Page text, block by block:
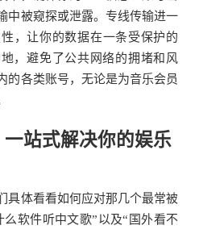
中被窥探或泄露。专线传输进一
，让你的数据在一条受保护的
，避免了公共网络的拥堵和风
的各类账号，无论是为音乐会员
站式解决你的娱乐
具体看看如何应对那几个最常被
么软件听中文歌”以及“国外看不